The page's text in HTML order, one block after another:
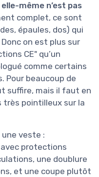
même n’est pas
complet, ce sont
épaules, dos) qui
on est plus sur
CE" qu’un
comme certains
Pour beaucoup de
suffire, mais il faut en
très pointilleux sur la
une veste :
protections
une doublure
et une coupe plutôt